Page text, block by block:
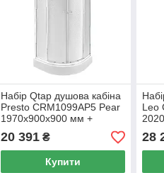
Набір Qtap душова кабіна
Presto CRM1099AP5 Pear
1970x900x900 мм +
піддон Robin 309912C
90x90x12 см з сифоном
20 391₴
Купити
Leo
28